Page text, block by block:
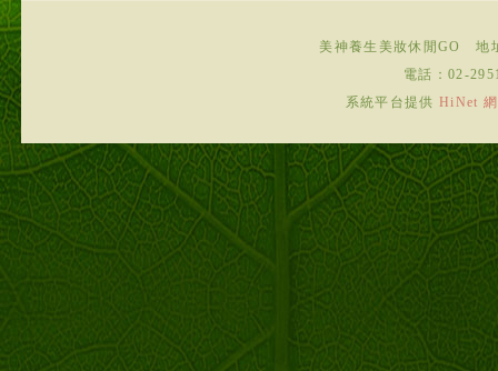
美神養生美妝休閒GO
地
電話： 02-
系統平台提供HiNet